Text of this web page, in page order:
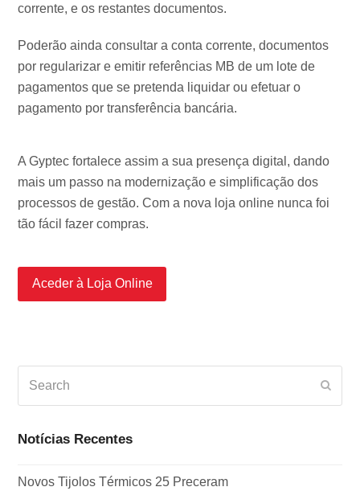
corrente, e os restantes documentos.
Poderão ainda consultar a conta corrente, documentos
por regularizar e emitir referências MB de um lote de
pagamentos que se pretenda liquidar ou efetuar o
pagamento por transferência bancária.
A Gyptec fortalece assim a sua presença digital, dando
mais um passo na modernização e simplificação dos
processos de gestão. Com a nova loja online nunca foi
tão fácil fazer compras.
Aceder à Loja Online
Notícias Recentes
Novos Tijolos Térmicos 25 Preceram